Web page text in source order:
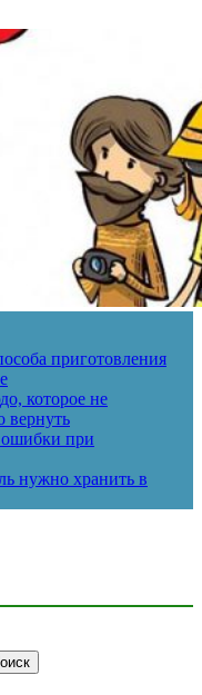
приготовления
которое не
вернуть
ошибки при
нужно хранить в